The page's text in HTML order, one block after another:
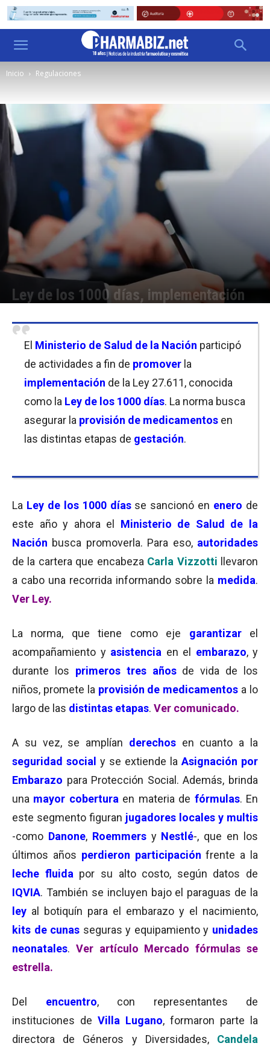
Inicio Regulaciones
Ley de los 1000 días, implementación
El Ministerio de Salud de la Nación participó
de actividades a fin de promover la
implementación de la Ley 27.611, conocida
como la Ley de los 1000 días. La norma busca
asegurar la provisión de medicamentos en
las distintas etapas de gestación.
La Ley de los 1000 días se sancionó en enero de
este año y ahora el Ministerio de Salud de la
Nación busca promoverla. Para eso, autoridades
de la cartera que encabeza Carla Vizzotti
llevaron
a cabo una recorrida informando sobre la medida.
Ver Ley.
La norma, que tiene como eje garantizarel
acompañamiento y asistencia en el embarazo, y
durante los primeros tres añosde vida de los
niños, promete la provisión de medicamentos a lo
largo de las distintas etapas. Ver comunicado.
A su vez, se amplían derechosen cuanto a la
seguridad social y se extiende la Asignación por
Embarazo para Protección Social. Además, brinda
una mayor cobertura en materia de fórmulas. En
este segmento figuran jugadores locales y multis
-como Danone, Roemmers y Nestlé-, que en los
últimos años perdieron participación frente a la
leche fluida por su alto costo, según datos de
IQVIA. También se incluyen bajo el paraguas de la
ley al botiquín para el embarazo y el nacimiento,
kits de cunas seguras y equipamiento y unidades
neonatales. Ver artículo Mercado fórmulas se
estrella.
Del encuentro, con representantes de
instituciones de Villa Lugano, formaron parte la
directora de Géneros y Diversidades,
Candela